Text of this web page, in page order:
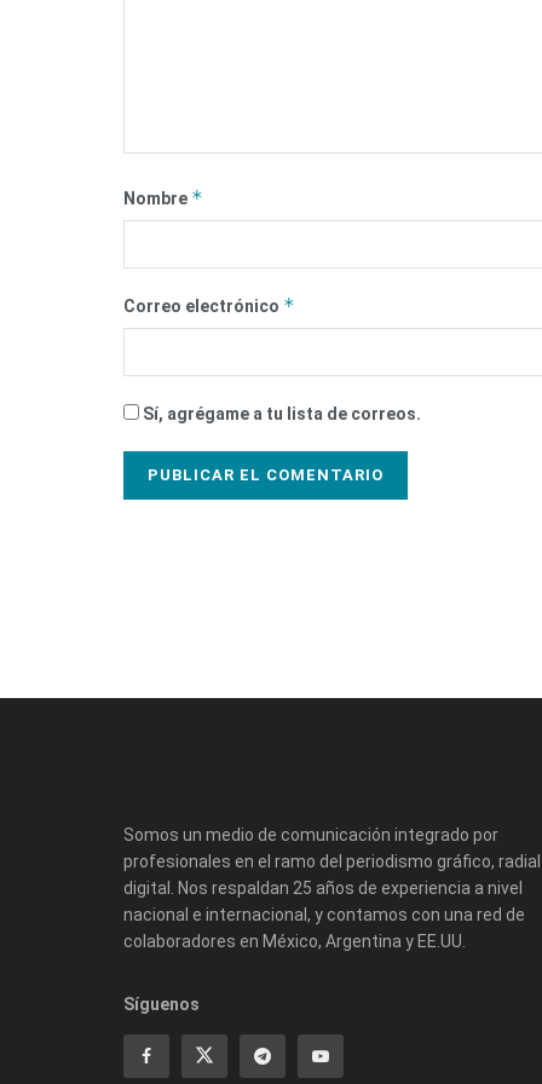
Nombre *
Correo electrónico *
Sí, agrégame a tu lista de correos.
Somos un medio de comunicación integrado por
profesionales en el ramo del periodismo gráfico,
digital. Nos respaldan 25 años de experiencia a nivel
nacional e internacional, y contamos con una red de
colaboradores en México, Argentina y EE.UU.
Síguenos